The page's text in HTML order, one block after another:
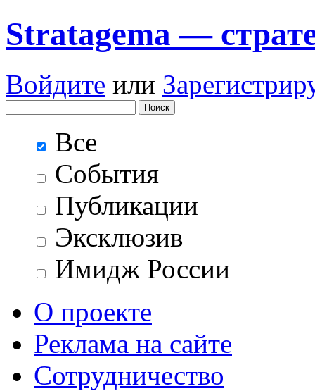
Stratagema —
Войдите или
Все
События
Публикации
Эксклюзив
Имидж России
О проекте
Реклама на сайте
Сотрудничество